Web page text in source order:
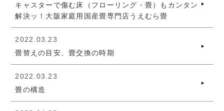
キャスターで傷む床（フローリング・畳）もカンタン
解決ッ！大阪家庭用国産畳専門店うえむら畳
2022.03.23
畳替えの目安、畳交換の時期
2022.03.23
畳の構造